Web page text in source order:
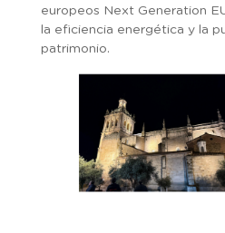
europeos Next Generation
la eficiencia energética y la
patrimonio.